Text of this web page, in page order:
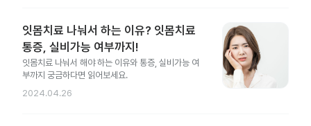
잇몸치료 나눠서 하는 이유? 잇몸치료
통증, 실비가능 여부까지!
잇몸치료 나눠서 해야 하는 이유와 통증, 실비가능 여
부까지 궁금하다면 읽어보세요.
2024.04.26